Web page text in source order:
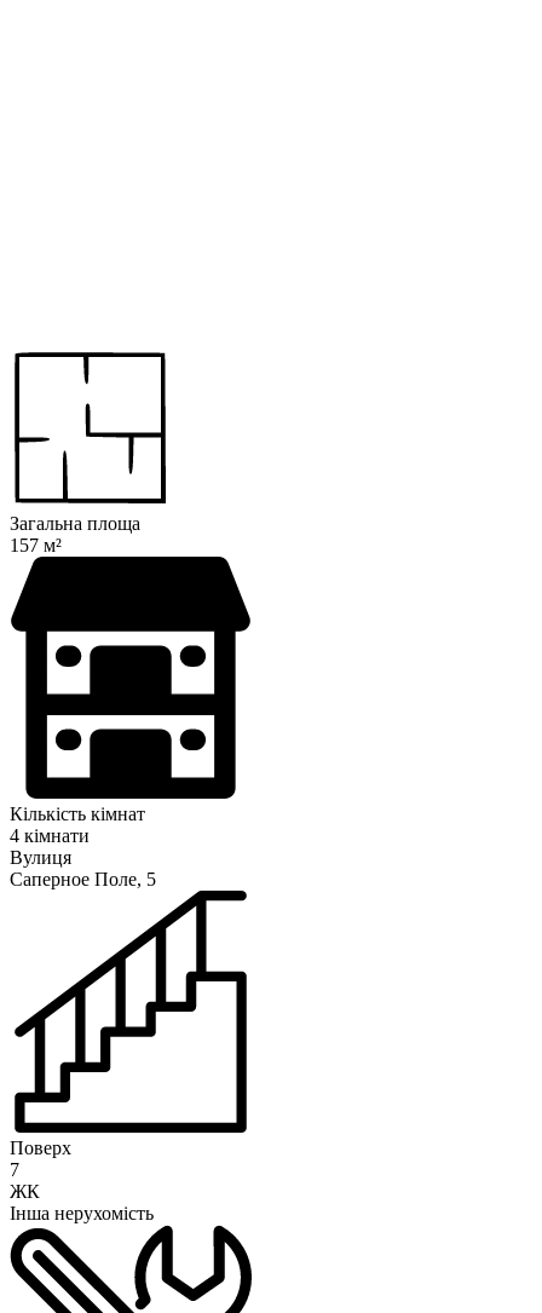
Загальна площа
157 м²
Кількість кімнат
4 кімнати
Вулиця
Саперное Поле, 5
Поверх
7
ЖК
Інша нерухомість